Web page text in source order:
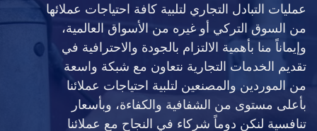
عمليات التبادل التجاري لتلبية كافة احتياجات عملائها
من السوق التركي أو غيره من الأسواق العالمية،
وإيماناً منا بأهمية الالتزام بالجودة والاحترافية في
تقديم الخدمات التجارية نتعاون مع شبكة واسعة
من الموردين والمصنعين لتلبية احتياجات عملائنا
بأعلى مستوى من الشفافية والكفاءة، وبأسعار
تنافسية لنكن دوماً شركاء في النجاح مع عملائنا